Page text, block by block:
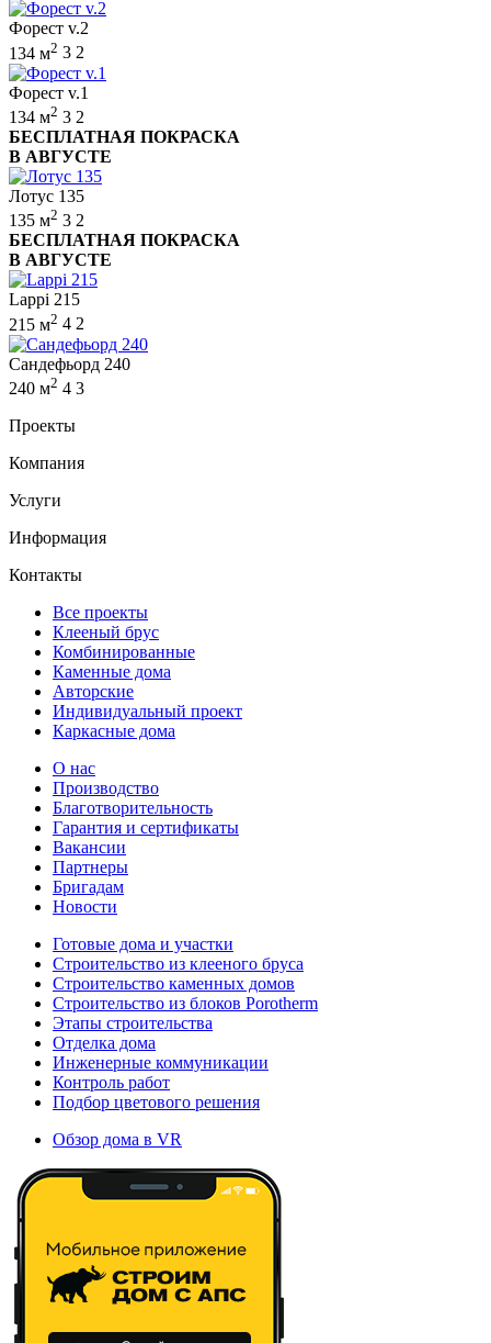
Форест v.2
134 м2 3 2
Форест v.1
134 м2 3 2
БЕСПЛАТНАЯ ПОКРАСКА
В АВГУСТЕ
Лотус 135
135 м2 3 2
БЕСПЛАТНАЯ ПОКРАСКА
В АВГУСТЕ
Lappi 215
215 м2 4 2
Сандефьорд 240
240 м2 4 3
Проекты
Компания
Услуги
Информация
Контакты
Все проекты
Клееный брус
Комбинированные
Каменные дома
Авторские
Индивидуальный проект
Каркасные дома
О нас
Производство
Благотворительность
Гарантия и сертификаты
Вакансии
Партнеры
Бригадам
Новости
Готовые дома и участки
Строительство из клееного бруса
Строительство каменных домов
Строительство из блоков Porotherm
Этапы строительства
Отделка дома
Инженерные коммуникации
Контроль работ
Подбор цветового решения
Обзор дома в VR